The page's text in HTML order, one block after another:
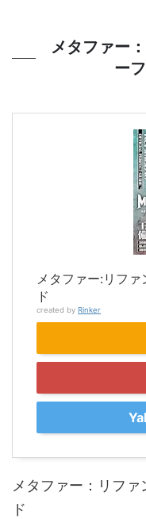
メタファー
ー
メタファー:リフ
ド
created by Rinker
メタファー：リフ
ド